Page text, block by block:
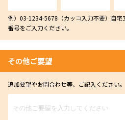
例）03-1234-5678（カッコ入力不要）自
番号をご入力ください。
その他ご要望
追加要望やお問合わせ等、ご記入ください。